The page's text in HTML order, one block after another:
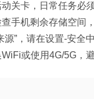
关卡，日常任务必
手机剩余存储空间
源”，请在设置-安全
或使用4G/5G，